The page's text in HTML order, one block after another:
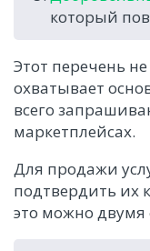
который
Этот перечень
охватывает
всего
маркетплейсах.
Для продажи
подтвердить их
это можно двумя